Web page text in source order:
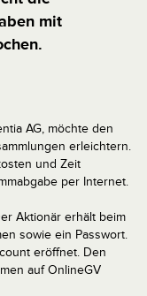
mit
AG, möchte den
erleichtern.
und Zeit
per Internet.
Aktionär erhält beim
sowie ein Passwort.
eröffnet. Den
auf OnlineGV